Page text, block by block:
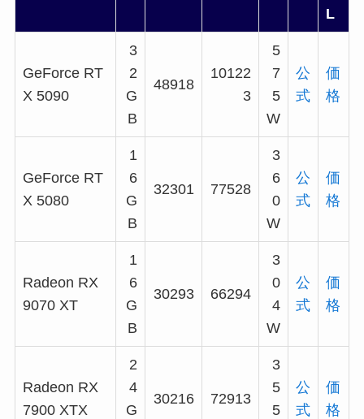
L
GeForce RT
X 5090
3
2
G
B
48918
10122
3
5
7
5
W
公
式
価
格
GeForce RT
X 5080
1
6
G
B
32301 77528
3
6
0
W
公
式
価
格
Radeon RX
9070 XT
1
6
G
B
30293 66294
3
0
4
W
公
式
価
格
Radeon RX
7900 XTX
2
4
G
30216 72913
3
5
5
公
式
価
格